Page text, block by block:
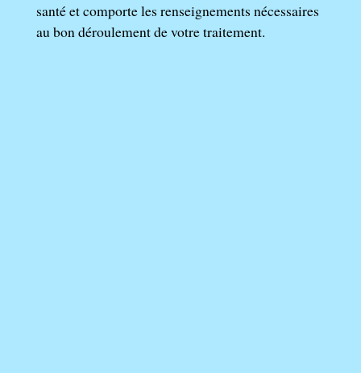
santé et comporte les renseignements nécessaires
au bon déroulement de votre traitement.